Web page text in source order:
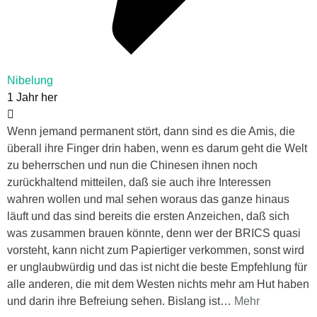
Nibelung
1 Jahr her
Wenn jemand permanent stört, dann sind es die Amis, die
überall ihre Finger drin haben, wenn es darum geht die Welt
zu beherrschen und nun die Chinesen ihnen noch
zurückhaltend mitteilen, daß sie auch ihre Interessen
wahren wollen und mal sehen woraus das ganze hinaus
läuft und das sind bereits die ersten Anzeichen, daß sich
was zusammen brauen könnte, denn wer der BRICS quasi
vorsteht, kann nicht zum Papiertiger verkommen, sonst wird
er unglaubwürdig und das ist nicht die beste Empfehlung für
alle anderen, die mit dem Westen nichts mehr am Hut haben
und darin ihre Befreiung sehen. Bislang ist… Mehr